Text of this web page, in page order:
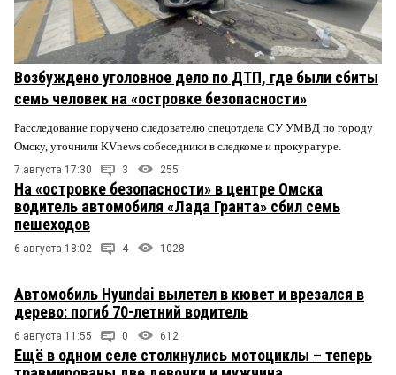
Возбуждено уголовное дело по ДТП, где были сбиты
семь человек на «островке безопасности»
Расследование поручено следователю спецотдела СУ УМВД по городу
Омску, уточнили KVnews собеседники в следкоме и прокуратуре.
7 августа 17:30 3 255
На «островке безопасности» в центре Омска
водитель автомобиля «Лада Гранта» сбил семь
пешеходов
6 августа 18:02 4 1028
Автомобиль Hyundai вылетел в кювет и врезался в
дерево: погиб 70-летний водитель
6 августа 11:55 0 612
Ещё в одном селе столкнулись мотоциклы – теперь